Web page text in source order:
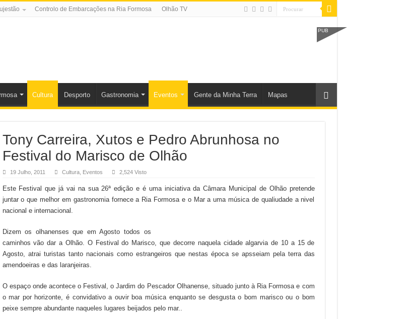
Controlo de Embarcações na Ria Formosa Olhão TV
PUB
Cultura Desporto Gastronomia Eventos Gente da Minha Terra Mapas
Tony Carreira, Xutos e Pedro Abrunhosa no
Festival do Marisco de Olhão
19 Julho, 2011 Cultura, Eventos 2,524 Visto
Este Festival que já vai na sua 26ª edição e é uma iniciativa da Câmara Municipal de Olhão pretende
juntar o que melhor em gastronomia fornece a Ria Formosa e o Mar a uma música de qualiudade a nivel
nacional e internacional.
Dizem os olhanenses que em Agosto todos os
caminhos vão dar a Olhão. O Festival do Marisco, que decorre naquela cidade algarvia de 10 a 15 de
Agosto, atrai turistas tanto nacionais como estrangeiros que nestas época se apsseiam pela terra das
amendoeiras e das laranjeiras.
O espaço onde acontece o Festival, o Jardim do Pescador Olhanense, situado junto à Ria Formosa e com
o mar por horizonte, é convidativo a ouvir boa música enquanto se desgusta o bom marisco ou o bom
peixe sempre abundante naqueles lugares beijados pelo mar..